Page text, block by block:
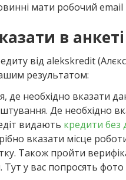
мати робочий email
в
від alekskredit
результатом:
де необхідно вказати
Де необхідно
видають кредити без
вказати місце
Також пройти
Тут у вас попросять